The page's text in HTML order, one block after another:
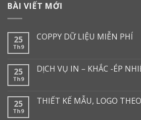
BÀI VIẾT MỚI
25
Th9
COPPY DỮ LIỆU MIỄN PHÍ
25
Th9
DỊCH VỤ IN – KHẮC -ÉP
25
Th9
THIẾT KẾ MẪU, LOGO